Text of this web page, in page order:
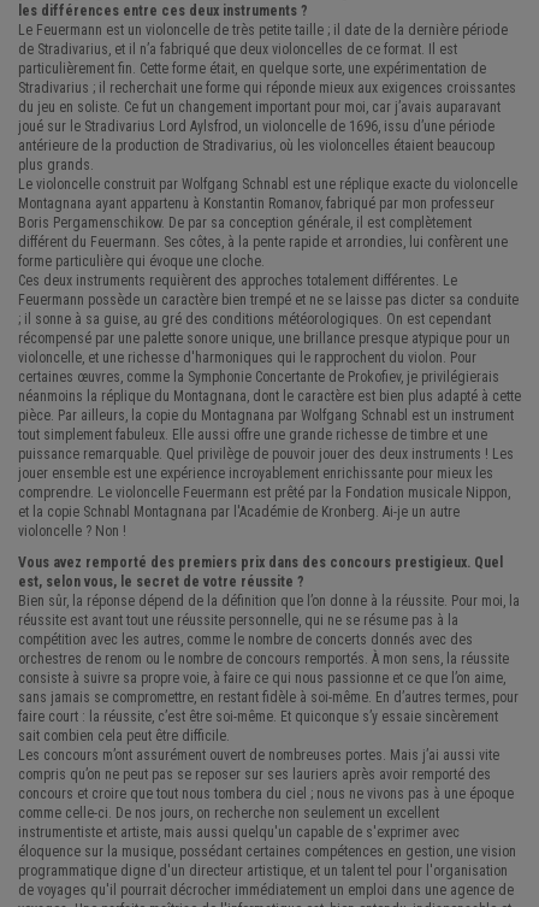
les différences entre ces deux instruments ?
Le Feuermann est un violoncelle de très petite taille ; il date de la dernière période
de Stradivarius, et il n’a fabriqué que deux violoncelles de ce format. Il est
particulièrement fin. Cette forme était, en quelque sorte, une expérimentation de
Stradivarius ; il recherchait une forme qui réponde mieux aux exigences croissantes
du jeu en soliste. Ce fut un changement important pour moi, car j’avais auparavant
joué sur le Stradivarius Lord Aylsfrod, un violoncelle de 1696, issu d’une période
antérieure de la production de Stradivarius, où les violoncelles étaient beaucoup
plus grands.
Le violoncelle construit par Wolfgang Schnabl est une réplique exacte du violoncelle
Montagnana ayant appartenu à Konstantin Romanov, fabriqué par mon professeur
Boris Pergamenschikow. De par sa conception générale, il est complètement
différent du Feuermann. Ses côtes, à la pente rapide et arrondies, lui confèrent une
forme particulière qui évoque une cloche.
Ces deux instruments requièrent des approches totalement différentes. Le
Feuermann possède un caractère bien trempé et ne se laisse pas dicter sa conduite
; il sonne à sa guise, au gré des conditions météorologiques. On est cependant
récompensé par une palette sonore unique, une brillance presque atypique pour un
violoncelle, et une richesse d'harmoniques qui le rapprochent du violon. Pour
certaines œuvres, comme la Symphonie Concertante de Prokofiev, je privilégierais
néanmoins la réplique du Montagnana, dont le caractère est bien plus adapté à cette
pièce. Par ailleurs, la copie du Montagnana par Wolfgang Schnabl est un instrument
tout simplement fabuleux. Elle aussi offre une grande richesse de timbre et une
puissance remarquable. Quel privilège de pouvoir jouer des deux instruments ! Les
jouer ensemble est une expérience incroyablement enrichissante pour mieux les
comprendre. Le violoncelle Feuermann est prêté par la Fondation musicale Nippon,
et la copie Schnabl Montagnana par l'Académie de Kronberg. Ai-je un autre
violoncelle ? Non !
Vous avez remporté des premiers prix dans des concours prestigieux. Quel
est, selon vous, le secret de votre réussite ?
Bien sûr, la réponse dépend de la définition que l’on donne à la réussite. Pour moi, la
réussite est avant tout une réussite personnelle, qui ne se résume pas à la
compétition avec les autres, comme le nombre de concerts donnés avec des
orchestres de renom ou le nombre de concours remportés. À mon sens, la réussite
consiste à suivre sa propre voie, à faire ce qui nous passionne et ce que l’on aime,
sans jamais se compromettre, en restant fidèle à soi-même. En d’autres termes, pour
faire court : la réussite, c’est être soi-même. Et quiconque s’y essaie sincèrement
sait combien cela peut être difficile.
Les concours m’ont assurément ouvert de nombreuses portes. Mais j’ai aussi vite
compris qu’on ne peut pas se reposer sur ses lauriers après avoir remporté des
concours et croire que tout nous tombera du ciel ; nous ne vivons pas à une époque
comme celle-ci. De nos jours, on recherche non seulement un excellent
instrumentiste et artiste, mais aussi quelqu'un capable de s'exprimer avec
éloquence sur la musique, possédant certaines compétences en gestion, une vision
programmatique digne d'un directeur artistique, et un talent tel pour l'organisation
de voyages qu'il pourrait décrocher immédiatement un emploi dans une agence de